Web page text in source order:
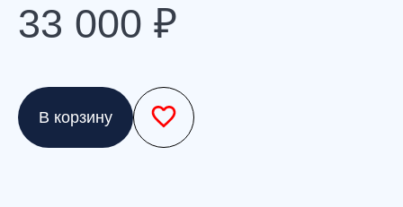
33 000 ₽
В корзину